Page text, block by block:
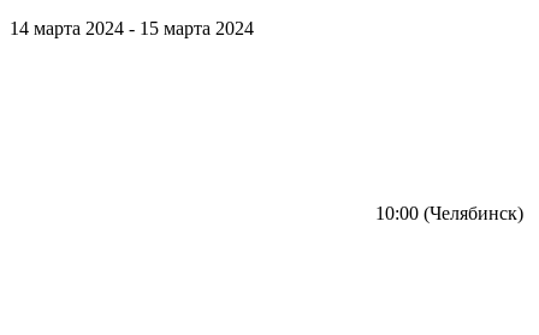
14 марта 2024 - 15 марта 2024
10:00 (Челябинск)